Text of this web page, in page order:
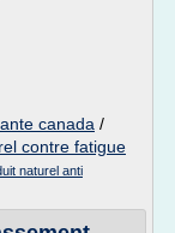
canada /
contre fatigue
naturel anti